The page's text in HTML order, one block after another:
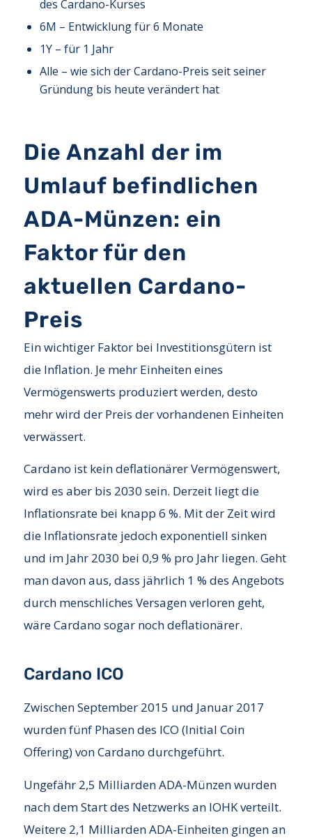
des Cardano-Kurses
6M – Entwicklung für 6 Monate
1Y – für 1 Jahr
Alle – wie sich der Cardano-Preis seit seiner
Gründung bis heute verändert hat
Die Anzahl der im
Umlauf befindlichen
ADA-Münzen: ein
Faktor für den
aktuellen Cardano-
Preis
Ein wichtiger Faktor bei Investitionsgütern ist
die Inflation. Je mehr Einheiten eines
Vermögenswerts produziert werden, desto
mehr wird der Preis der vorhandenen Einheiten
verwässert.
Cardano ist kein deflationärer Vermögenswert,
wird es aber bis 2030 sein. Derzeit liegt die
Inflationsrate bei knapp 6 %. Mit der Zeit wird
die Inflationsrate jedoch exponentiell sinken
und im Jahr 2030 bei 0,9 % pro Jahr liegen. Geht
man davon aus, dass jährlich 1 % des Angebots
durch menschliches Versagen verloren geht,
wäre Cardano sogar noch deflationärer.
Cardano ICO
Zwischen September 2015 und Januar 2017
wurden fünf Phasen des ICO (Initial Coin
Offering) von Cardano durchgeführt.
Ungefähr 2,5 Milliarden ADA-Münzen wurden
nach dem Start des Netzwerks an IOHK verteilt.
Weitere 2,1 Milliarden ADA-Einheiten gingen an